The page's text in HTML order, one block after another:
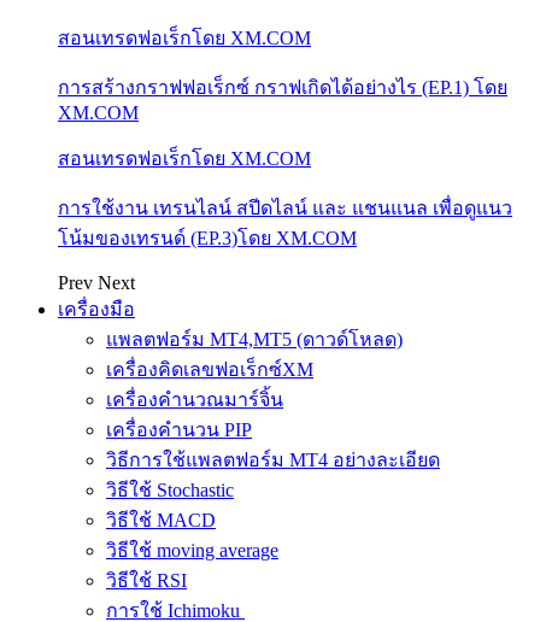
สอนเทรดฟอเร็กโดย XM.COM
การสร้างกราฟฟอเร็กซ์ กราฟเกิดได้อย่างไร (EP.1) โดย
XM.COM
สอนเทรดฟอเร็กโดย XM.COM
การใช้งาน เทรนไลน์ สปีดไลน์ และ แชนแนล เพื่อดูแนว
โน้มของเทรนด์ (EP.3)โดย XM.COM
Prev Next
เครื่องมือ
แพลตฟอร์ม MT4,MT5 (ดาวด์โหลด)
เครื่องคิดเลขฟอเร็กซ์XM
เครื่องคำนวณมาร์จิ้น
เครื่องคำนวน PIP
วิธีการใช้แพลตฟอร์ม MT4 อย่างละเอียด
วิธีใช้ Stochastic
วิธีใช้ MACD
วิธีใช้ moving average
วิธีใช้ RSI
การใช้ Ichimoku